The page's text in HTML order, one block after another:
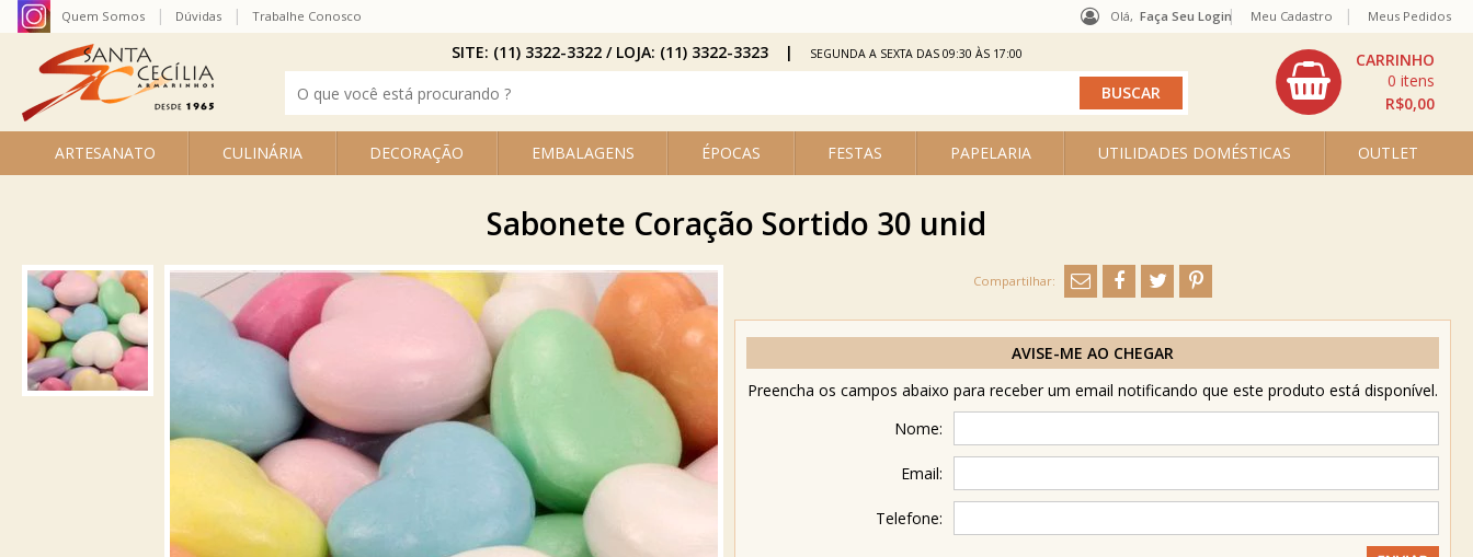
Olá, Faça Seu Login
ARTESANATO CULINÁRIA DECORAÇÃO EMBALAGENS ÉPOCAS FESTAS PAPELARIA UTILIDADES DOMÉSTICAS OUTLET
R$0,00
0
Quem Somos Dúvidas Trabalhe Conosco Meu Cadastro Meus Pedidos
SITE: (11) 3322-3322 / LOJA: (11) 3322-3323 SEGUNDA A SEXTA DAS 09:30 ÀS 17:00
Sabonete Coração Sortido 30 unid
AVISE-ME AO CHEGAR
Preencha os campos abaixo para receber um email notificando que este produto está disponível.
Nome:
Email:
Telefone: